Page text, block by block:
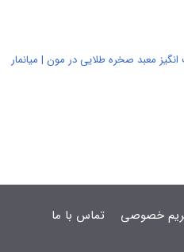
معبد صخره طلایی در مون | میانمار
خصوصی تماس با ما